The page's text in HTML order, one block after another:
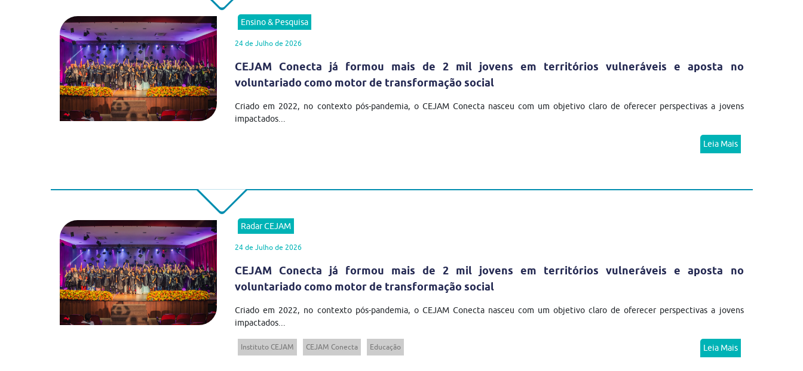
Ensino & Pesquisa
24 de Julho de 2026
CEJAM Conecta já formou mais de 2 mil jovens em territórios vulneráveis e aposta no
voluntariado como motor de transformação social
Criado em 2022, no contexto pós-pandemia, o CEJAM Conecta nasceu com um objetivo claro de oferecer perspectivas a jovens
impactados...
Leia Mais
Radar CEJAM
24 de Julho de 2026
CEJAM Conecta já formou mais de 2 mil jovens em territórios vulneráveis e aposta no
voluntariado como motor de transformação social
Criado em 2022, no contexto pós-pandemia, o CEJAM Conecta nasceu com um objetivo claro de oferecer perspectivas a jovens
impactados...
Instituto CEJAM CEJAM Conecta Educação Leia Mais